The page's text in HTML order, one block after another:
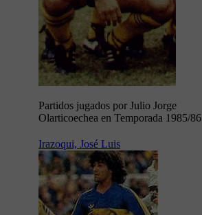
Partidos jugados por Julio Jorge
Olarticoechea en Temporada 1985/86
Irazoqui, José Luis